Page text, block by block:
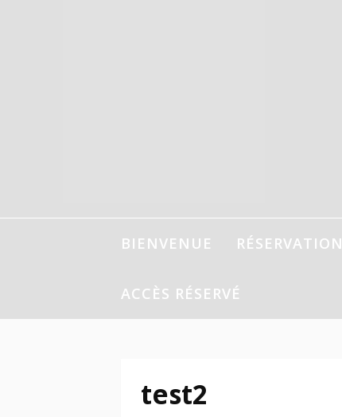
BIENVENUE RÉSERVATION
ACCÈS RÉSERVÉ
test2